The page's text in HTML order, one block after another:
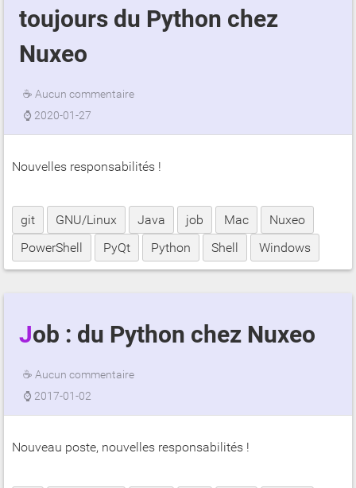
toujours du Python chez
Nuxeo
☕ Aucun commentaire
⌚ 2020-01-27
Nouvelles responsabilités !
git GNU/Linux Java job Mac
Nuxeo
PowerShell
PyQt Python Shell Windows
Job : du Python chez Nuxeo
☕ Aucun commentaire
⌚ 2017-01-02
Nouveau poste, nouvelles responsabilités !